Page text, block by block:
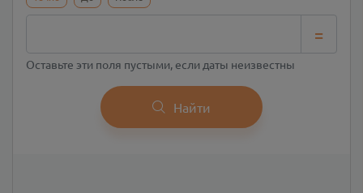
=
Оставьте эти поля пустыми, если даты неизвестны
Найти